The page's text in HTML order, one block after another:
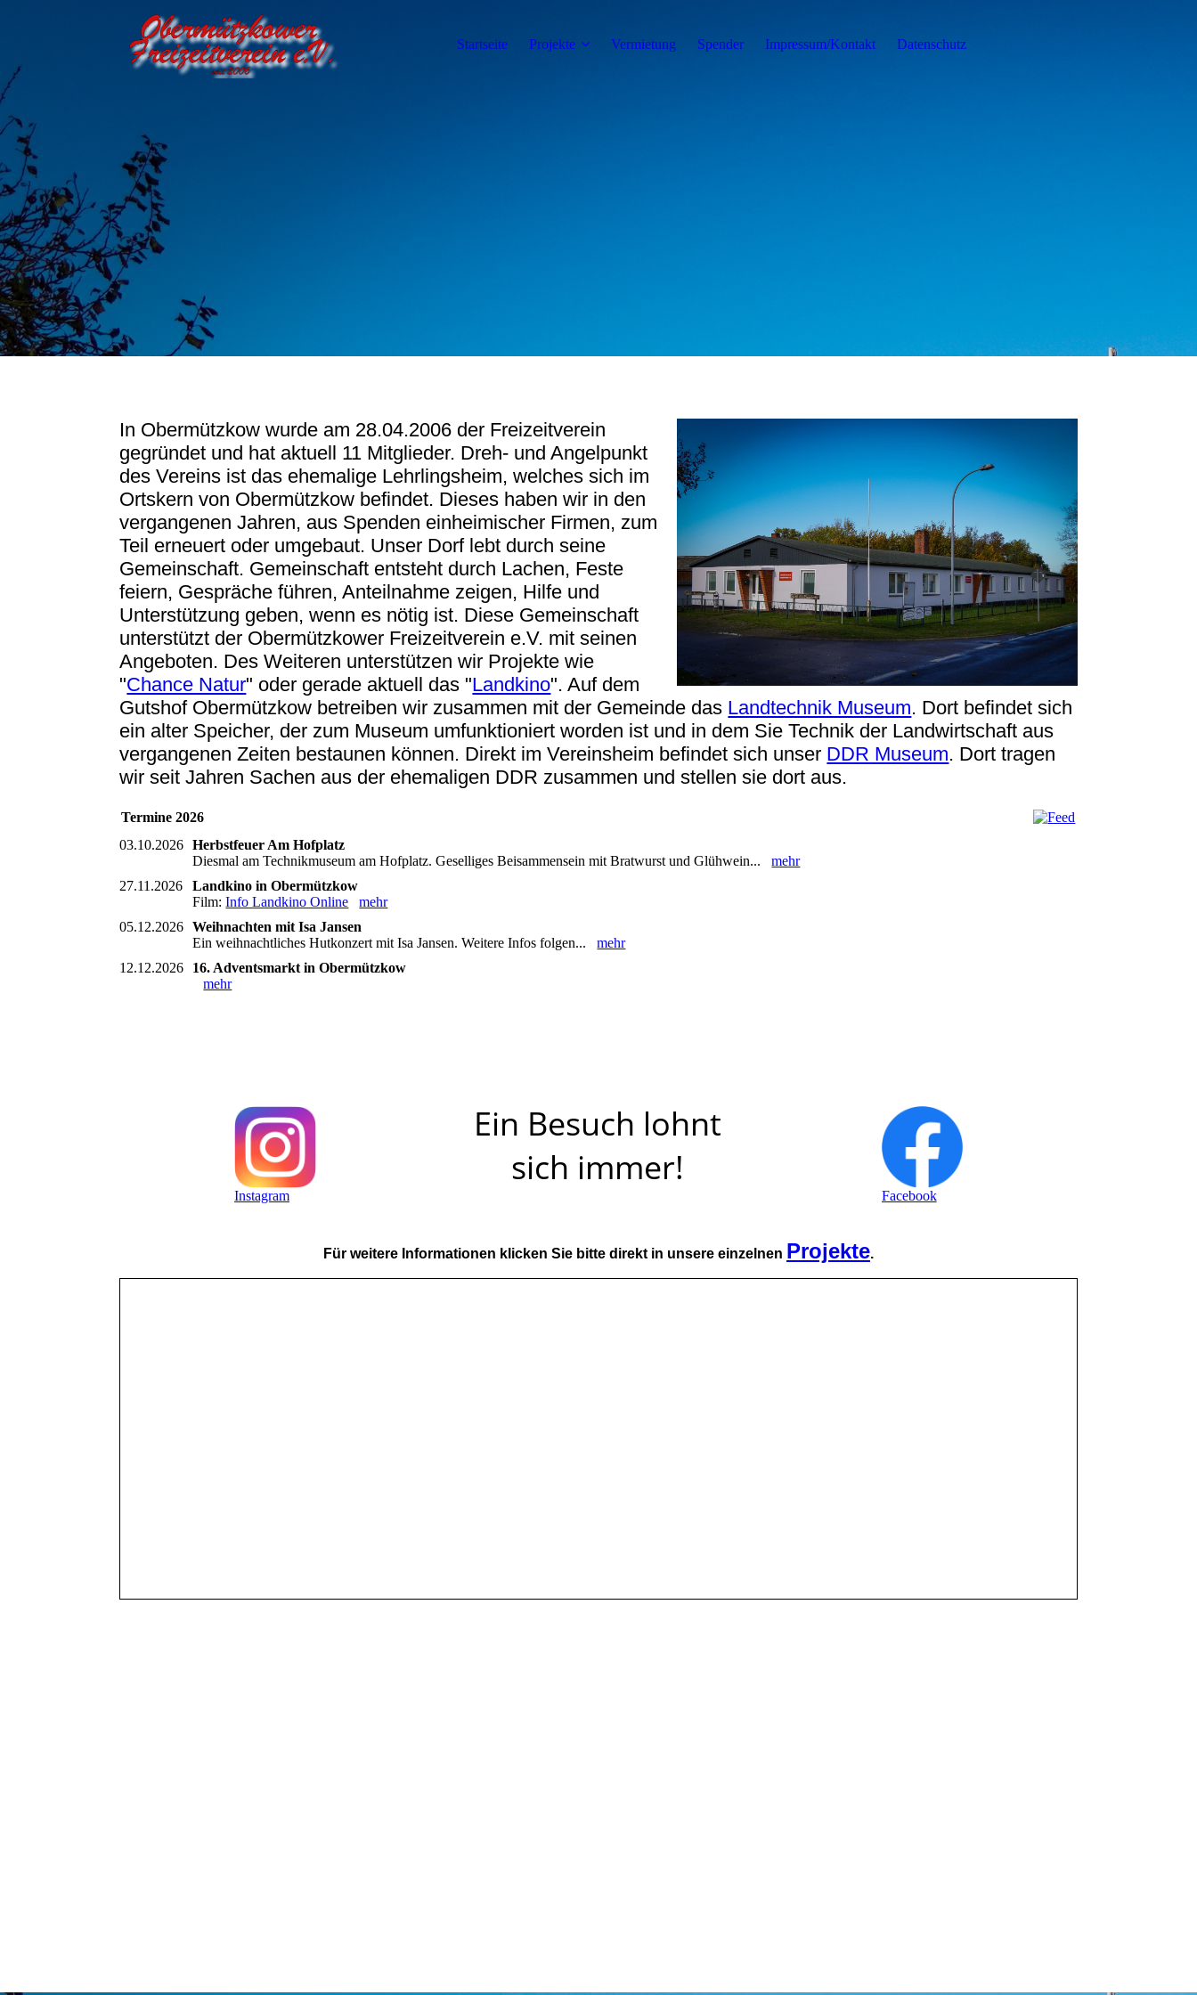
Startseite Projekte Vermietung Spender Impressum/Kontakt Datenschutz
In Obermützkow wurde am 28.04.2006 der Freizeitverein
gegründet und hat aktuell 11 Mitglieder. Dreh- und Angelpunkt
des Vereins ist das ehemalige Lehrlingsheim, welches sich im
Ortskern von Obermützkow befindet. Dieses haben wir in den
vergangenen Jahren, aus Spenden einheimischer Firmen, zum
Teil erneuert oder umgebaut. Unser Dorf lebt durch seine
Gemeinschaft. Gemeinschaft entsteht durch Lachen, Feste
feiern, Gespräche führen, Anteilnahme zeigen, Hilfe und
Unterstützung geben, wenn es nötig ist. Diese Gemeinschaft
unterstützt der Obermützkower Freizeitverein e.V. mit seinen
Angeboten. Des Weiteren unterstützen wir Projekte wie
"Chance Natur" oder gerade aktuell das "Landkino". Auf dem
Gutshof Obermützkow betreiben wir zusammen mit der Gemeinde das Landtechnik Museum. Dort befindet sich
ein alter Speicher, der zum Museum umfunktioniert worden ist und in dem Sie Technik der Landwirtschaft aus
vergangenen Zeiten bestaunen können. Direkt im Vereinsheim befindet sich unser DDR Museum. Dort tragen
wir seit Jahren Sachen aus der ehemaligen DDR zusammen und stellen sie dort aus.
Termine 2026
03.10.2026
Herbstfeuer Am Hofplatz
Diesmal am Technikmuseum am Hofplatz. Geselliges Beisammensein mit Bratwurst und Glühwein...mehr
27.11.2026
Landkino in Obermützkow
Film:Info Landkino Online
mehr
05.12.2026
Weihnachten mit Isa Jansen
Ein weihnachtliches Hutkonzert mit Isa Jansen. Weitere Infos folgen...mehr
12.12.2026
16. Adventsmarkt in Obermützkow
mehr
Instagram
Ein Besuch lohnt
sich immer!
Facebook
Für weitere Informationen klicken Sie bitte direkt in unsere einzelnen Projekte.